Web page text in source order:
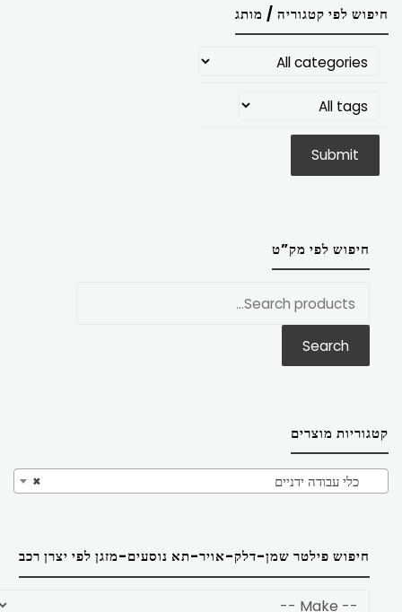
חיפוש לפי קטגוריה / מותג
חיפוש לפי מק”ט
Search
קטגוריות מוצרים
× כלי עבודה ידניים
חיפוש פילטר שמן-דלק-אויר-תא נוסעים-מזגן לפי יצרן רכב